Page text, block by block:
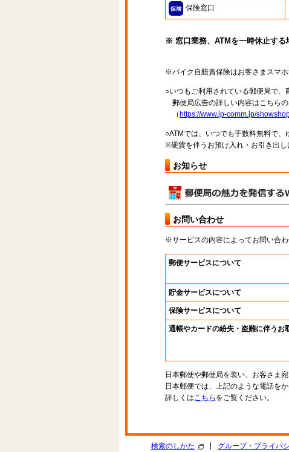
保険窓口
※ 窓口業務、ATMを一時休止する
※バイク自賠責保険はお客さまスマ
○いつもご利用されている郵便局で、
郵便局広告の詳しい内容はこちら
（ https://www.jp-comm.jp/
○ATMでは、いつでも手数料無料で、
※硬貨を伴うお預け入れ・お引き出し
お知らせ
お問い合わせ
※サービスの内容によってお問い合
郵便サービスについて
貯金サービスについて
保険サービスについて
通帳やカードの紛失・盗難に伴うお
日本郵便や郵便局を装い、お客さま
日本郵便では、上記のような電話を
詳しくはこちら をご覧ください。
検索のしかた グループ・プライバ